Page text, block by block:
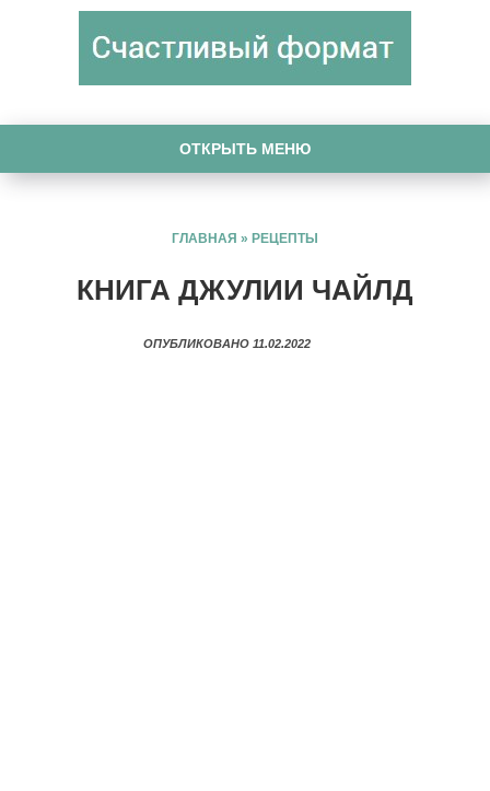
ОТКРЫТЬ МЕНЮ
ГЛАВНАЯ » РЕЦЕПТЫ
КНИГА ДЖУЛИИ ЧАЙЛД
ОПУБЛИКОВАНО 11.02.2022